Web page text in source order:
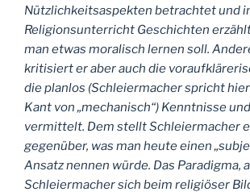
Nützlichkeitsaspekten betrachtet und
Religionsunterricht Geschichten
man etwas moralisch lernen soll.
kritisiert er aber auch die
die planlos (Schleiermacher spricht
Kant von „mechanisch“) Kenntnisse
vermittelt. Dem stellt Schleiermacher
gegenüber, was man heute einen
Ansatz nennen würde. Das Paradigma,
Schleiermacher sich beim religiöser